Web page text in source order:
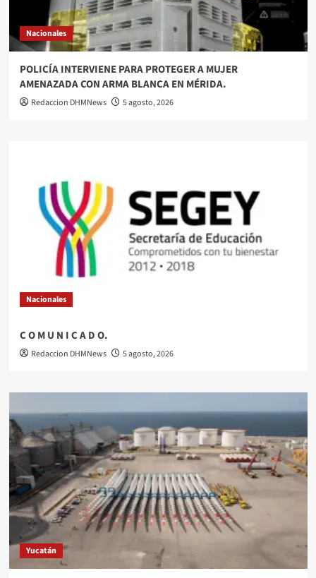
Nacionales
POLICÍA INTERVIENE PARA PROTEGER A MUJER
AMENAZADA CON ARMA BLANCA EN MÉRIDA.
Redaccion DHMNews 5 agosto, 2026
Nacionales
C O M U N I C A D O.
Redaccion DHMNews 5 agosto, 2026
Yucatán